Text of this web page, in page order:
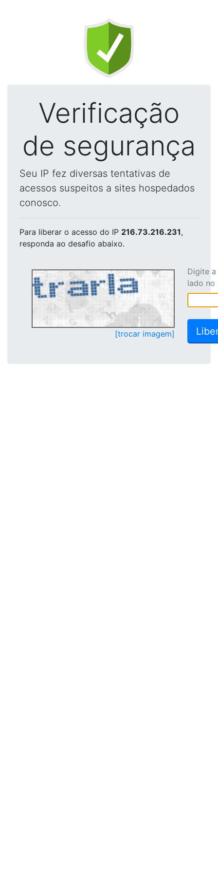
Verificação
de segurança
Seu IP fez diversas tentativas de
acessos suspeitos a sites hospedados
conosco.
Para liberar o acesso do IP 216.73.216.231,
responda ao desafio abaixo.
[trocar imagem]
Digite
lado no